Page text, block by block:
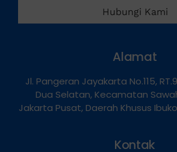
Hubungi Kami
Jl. Pangeran Jayakarta No.115,
Dua Selatan, Kecamatan